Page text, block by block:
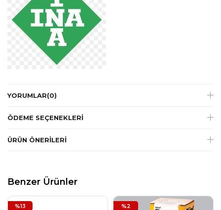
YORUMLAR(0)
ÖDEME SEÇENEKLERI
ÜRÜN ÖNERILERI
Benzer Ürünler
%13 %2